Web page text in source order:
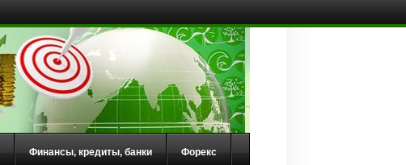
Финансы, кредиты, банки Форекс